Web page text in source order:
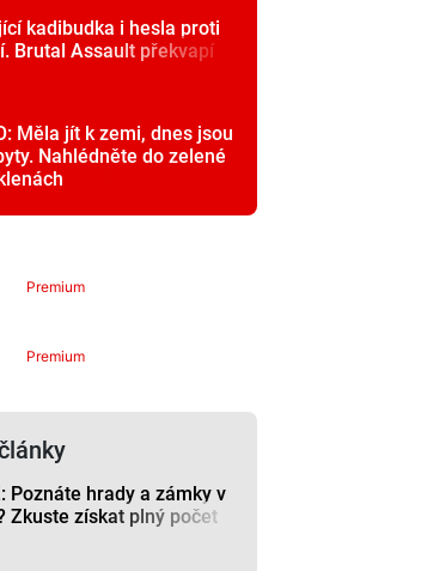
kadibudka i hesla proti
Brutal Assault překvapí
Měla jít k zemi, dnes jsou
Nahlédněte do zelené
Premium
Premium
Poznáte hrady a zámky v
Zkuste získat plný počet